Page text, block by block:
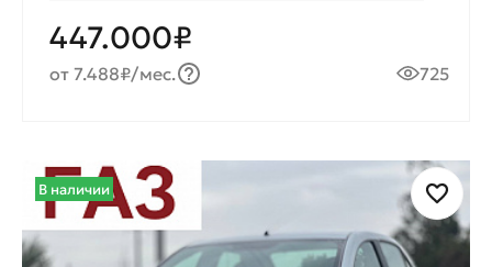
447.000₽
от 7.488₽/мес. 725
В наличии